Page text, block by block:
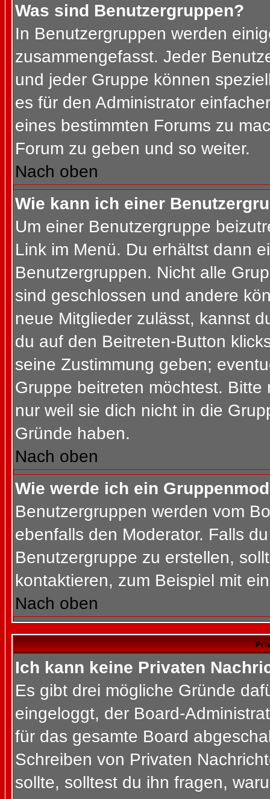
Was sind Benutzergruppen?
In Benutzergruppen werden
zusammengefasst. Jeder
und jeder Gruppe können
es für den Administrator
eines bestimmten Forums zu
Forum zu geben und so weiter.
Nach oben
Wie kann ich einer
Um einer Benutzergruppe
Link im Menü. Du erhältst dann
Benutzergruppen. Nicht alle
sind geschlossen und andere
neue Mitglieder zulässt, kannst
du auf den Beitreten-Button
seine Zustimmung geben;
Gruppe beitreten möchtest.
nur weil sie dich nicht in die
Gründe haben.
Nach oben
Wie werde ich ein
Benutzergruppen werden vom
ebenfalls den Moderator. Falls
Benutzergruppe zu erstellen,
kontaktieren, zum Beispiel mit
Nach oben
Ich kann keine Privaten
Es gibt drei mögliche Gründe
eingeloggt, der Board-
für das gesamte Board
Schreiben von Privaten
sollte, solltest du ihn fragen,